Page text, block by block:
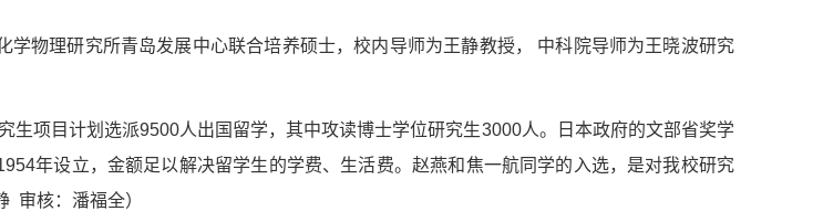
学物理研究所青岛发展中心联合培养硕士，校内导师为王静教授， 中科院导师为王晓波研究
生项目计划选派9500人出国留学，其中攻读博士学位研究生3000人。日本政府的文部省奖学
年设立，金额足以解决留学生的学费、生活费。赵燕和焦一航同学的入选，是对我校研究
审核：潘福全）